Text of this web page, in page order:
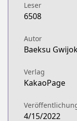
Leser
6508
Autor
Baeksu
Verlag
KakaoPage
4/15/2022